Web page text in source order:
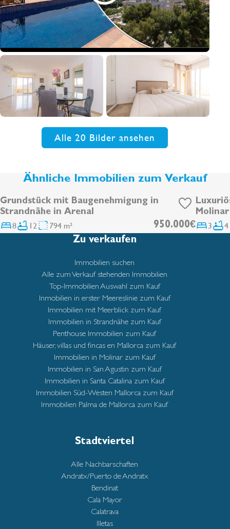
Alle 20 Bilder ansehen
Ähnliche Immobilien zum Verkauf
Grundstück mit Baugenehmigung in
Strandnähe in Arenal
8 12 794 m² 950.000€Pool,
3
4
Zu verkaufen
Immobilien suchen
Alle zum Verkauf stehenden Immobilien
Top-Immobilien Auswahl zum Kauf
Inmobilien in erster Meereslinie zum Kauf
Immobilien mit Meerblick zum Kauf
Immobilien in Strandnähe zum Kauf
Penthouse Immobilien zum Kauf
Häuser, villas und fincas en Mallorca zum Kauf
Immobilien in Molinar zum Kauf
Immobilien in San Agustin zum Kauf
Immobilien in Santa Catalina zum Kauf
Immobilien Süd-Westen Mallorca zum Kauf
Immobilien Palma de Mallorca zum Kauf
Stadtviertel
Alle Nachbarschaften
Andratx/Puerto de Andratx
Bendinat
Cala Mayor
Calatrava
Illetas